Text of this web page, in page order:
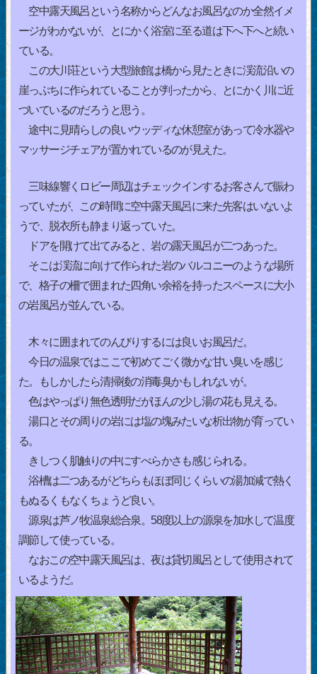
空中露天風呂という名称からどんなお風呂なのか全然イメ
ージがわかないが、とにかく浴室に至る道は下へ下へと続い
ている。
この大川荘という大型旅館は橋から見たときに渓流沿いの
崖っぷちに作られていることが判ったから、とにかく川に近
づいているのだろうと思う。
途中に見晴らしの良いウッディな休憩室があって冷水器や
マッサージチェアが置かれているのが見えた。
三味線響くロビー周辺はチェックインするお客さんで賑わ
っていたが、この時間に空中露天風呂に来た先客はいないよ
うで、脱衣所も静まり返っていた。
ドアを開けて出てみると、岩の露天風呂が二つあった。
そこは渓流に向けて作られた岩のバルコニーのような場所
で、格子の柵で囲まれた四角い余裕を持ったスペースに大小
の岩風呂が並んでいる。
木々に囲まれてのんびりするには良いお風呂だ。
今日の温泉ではここで初めてごく微かな甘い臭いを感じ
た。もしかしたら清掃後の消毒臭かもしれないが。
色はやっぱり無色透明だがほんの少し湯の花も見える。
湯口とその周りの岩には塩の塊みたいな析出物が育ってい
る。
きしつく肌触りの中にすべらかさも感じられる。
浴槽は二つあるがどちらもほぼ同じくらいの湯加減で熱く
もぬるくもなくちょうど良い。
源泉は芦ノ牧温泉総合泉。58度以上の源泉を加水して温度
調節して使っている。
なおこの空中露天風呂は、夜は貸切風呂として使用されて
いるようだ。